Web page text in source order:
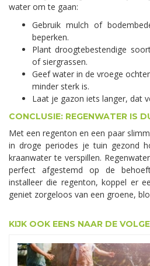
water om te gaan:
Gebruik mulch of
beperken.
Plant droogtebestendige
of siergrassen.
Geef water in de vroege
minder sterk is.
Laat je gazon iets langer, dat
CONCLUSIE: REGENWATER IS
Met een regenton en een paar
in droge periodes je tuin gezond
kraanwater te verspillen.
perfect afgestemd op de
installeer die regenton, koppel er
geniet zorgeloos van een groene,
KIJK OOK EENS NAAR DE